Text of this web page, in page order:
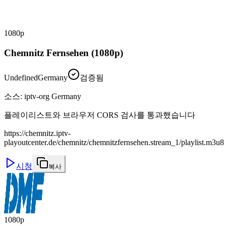
1080p
Chemnitz Fernsehen (1080p)
UndefinedGermany 검증됨
소스: iptv-org Germany
플레이리스트와 브라우저 CORS 검사를 통과했습니다
https://chemnitz.iptv-
playoutcenter.de/chemnitz/chemnitzfernsehen.stream_1/playlist.m3u8
시청 복사
1080p